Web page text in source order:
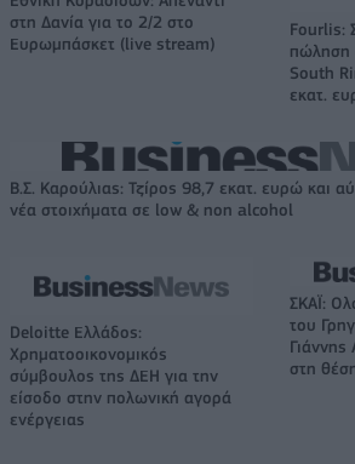
στη Δανία για το 2/2 στο
Ευρωμπάσκετ (live stream)
Fourlis:
πώληση
South
εκατ.
Β.Σ. Καρούλιας: Τζίρος 98,7 εκατ. ευρώ και
νέα στοιχήματα σε low & non alcohol
Deloitte Ελλάδος:
Χρηματοοικονομικός
σύμβουλος της ΔΕΗ για την
είσοδο στην πολωνική αγορά
ενέργειας
ΣΚΑΪ:
του
στη